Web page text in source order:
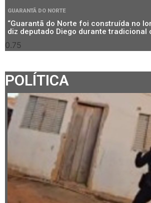
GUARANTÃ DO NORTE
“Guarantã do Norte foi construída no
diz deputado Diego durante tradicional
POLÍTICA